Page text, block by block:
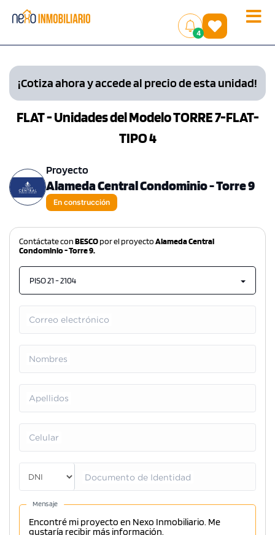
Toggle
4
()
¡Cotiza ahora y accede al precio de esta unidad!
FLAT - Unidades del Modelo TORRE 7-FLAT-
TIPO 4
Proyecto
Alameda Central Condominio - Torre 9
En construcción
Contáctate conBESCOpor el proyectoAlameda Central
Condominio - Torre 9.
PISO 21 - 2104
Correo electrónico
Nombres
Apellidos
Celular
Documento de Identidad
Mensaje